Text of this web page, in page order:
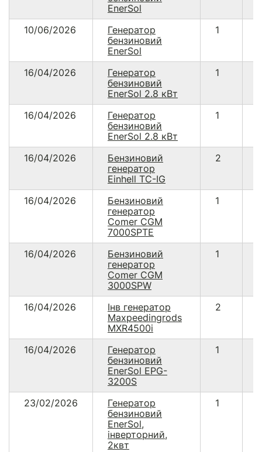
EnerSol
10/06/2026
Генератор
бензиновий
EnerSol
1
16/04/2026
Генератор
бензиновий
EnerSol 2.8 кВт
1
16/04/2026
Генератор
бензиновий
EnerSol 2.8 кВт
1
16/04/2026
Бензиновий
генератор
Einhell TC-IG
2
16/04/2026
Бензиновий
генератор
Comer CGM
7000SPTЕ
1
16/04/2026
Бензиновий
генератор
Comer CGM
3000SPW
1
16/04/2026
Інв генератор
Maxpeedingrods
MXR4500i
2
16/04/2026
Генератор
бензиновий
EnerSol EPG-
3200S
1
23/02/2026
Генератор
бензиновий
EnerSol,
інверторний,
2квт
1